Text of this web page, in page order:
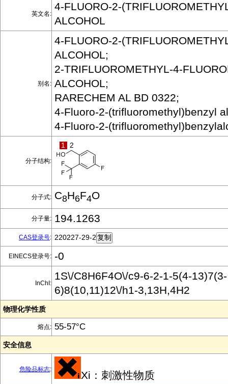
英文名:
4-FLUORO-2-
ALCOHOL
别名:
4-FLUORO-2-
ALCOHOL;
2-TRIFLUOROMETHYL-4-
ALCOHOL;
RARECHEM AL BD 0322;
4-Fluoro-2-(trifluoromethyl)benzyl
4-Fluoro-2-
分子结构:
1 2
分子式: C8H6F4O
分子量: 194.1263
CAS登录号: 220227-29-2
EINECS登录号: -0
InChI:
1S\/C8H6F4O\/c9-6-2-1-5(4-13)7(3-
6)8(10,11)12\/h1-3,13H,4H2
物理化学性质
熔点: 55-57°C
安全信息
危险品标志: Xi：刺激性物质